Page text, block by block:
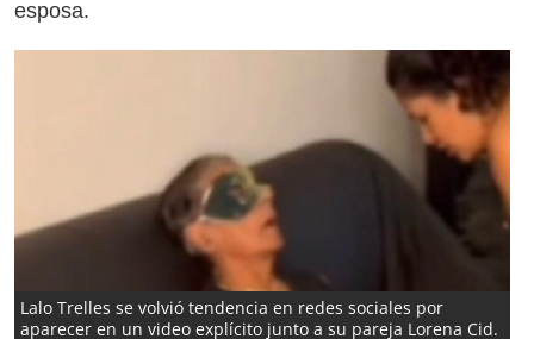
esposa.
Lalo Trelles se volvió tendencia en redes sociales por
aparecer en un video explícito junto a su pareja Lorena Cid.